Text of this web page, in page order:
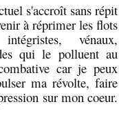
s'accroît sans répit
à réprimer les flots
vénaux,
qui le polluent au
car je peux
ma révolte, faire
sur mon coeur.